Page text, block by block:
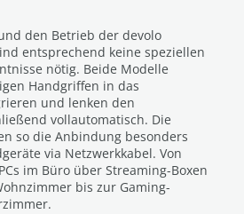
den Betrieb der devolo
entsprechend keine speziellen
nötig. Beide Modelle
Handgriffen in das
und lenken den
vollautomatisch. Die
so die Anbindung besonders
via Netzwerkkabel. Von
im Büro über Streaming-Boxen
bis zur Gaming-